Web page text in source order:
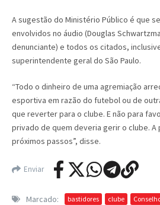
A sugestão do Ministério Público é que
envolvidos no áudio (Douglas
denunciante) e todos os citados,
superintendente geral do São Paulo.
“Todo o dinheiro de uma agremiação
esportiva em razão do futebol ou de
que reverter para o clube. E não para
privado de quem deveria gerir o clube. A
próximos passos”, disse.
Enviar
Marcado: bastidores clube